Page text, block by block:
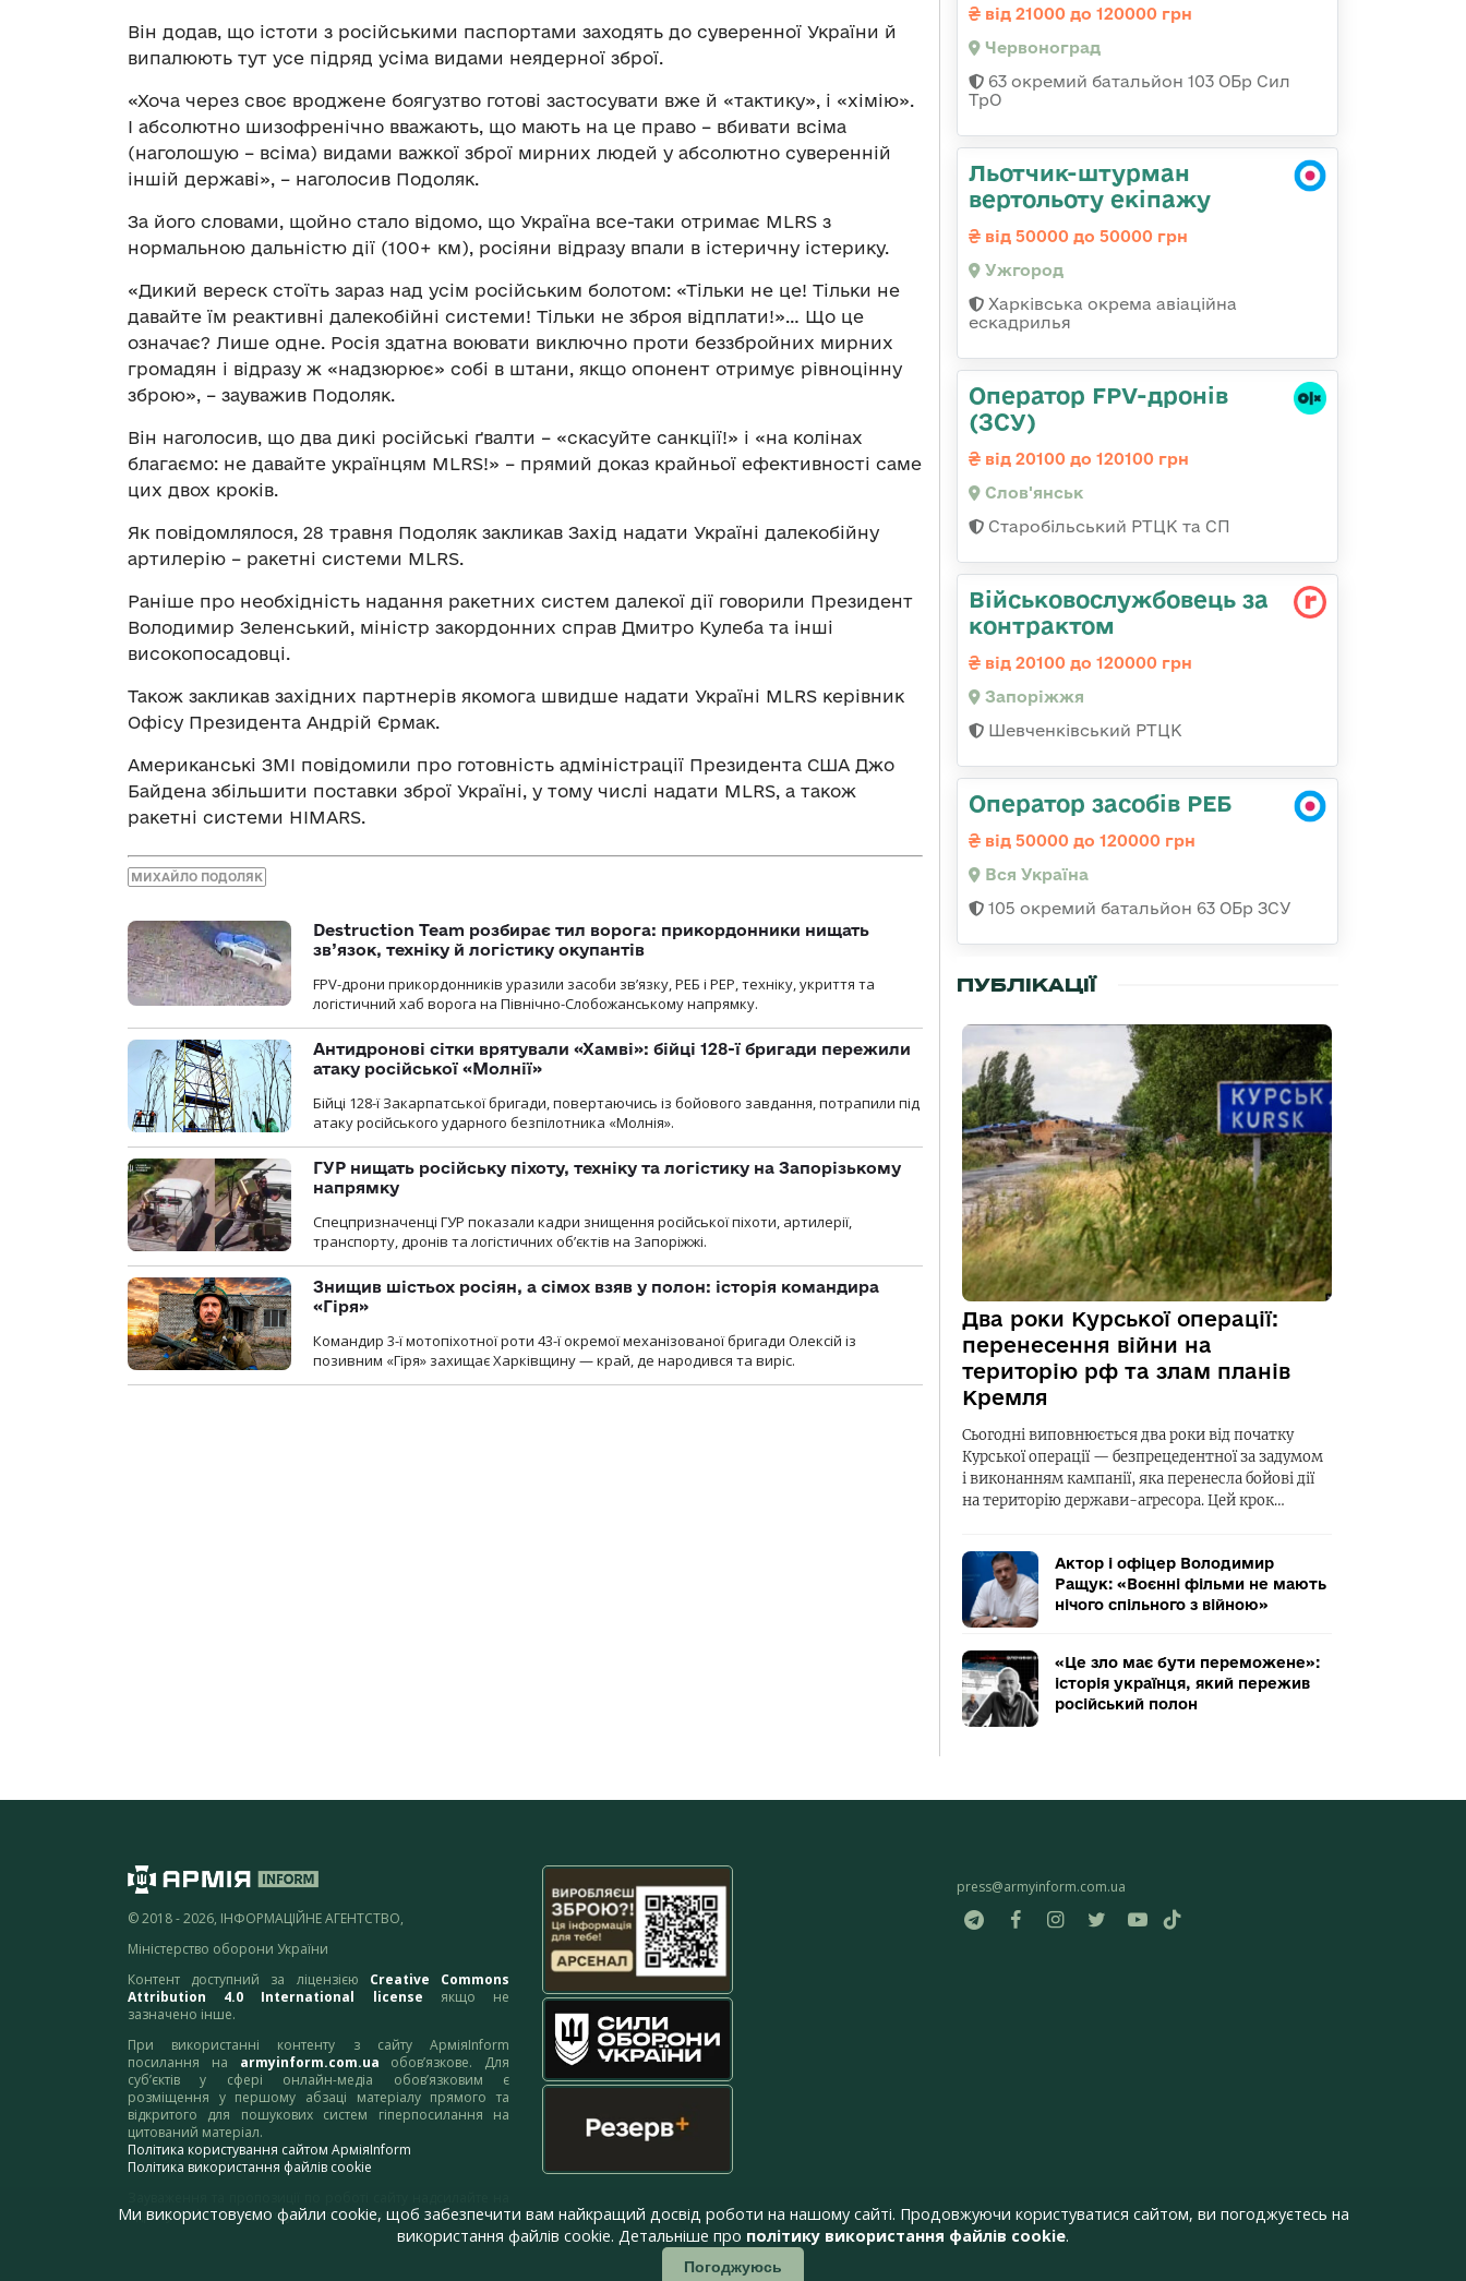
Він додав, що істоти з російськими паспортами заходять до суверенної України й
випалюють тут усе підряд усіма видами неядерної зброї.
«Хоча через своє вроджене боягузтво готові застосувати вже й «тактику», і «хімію».
І абсолютно шизофренічно вважають, що мають на це право – вбивати всіма
(наголошую – всіма) видами важкої зброї мирних людей у абсолютно суверенній
іншій державі», – наголосив Подоляк.
За його словами, щойно стало відомо, що Україна все-таки отримає MLRS з
нормальною дальністю дії (100+ км), росіяни відразу впали в істеричну істерику.
«Дикий вереск стоїть зараз над усім російським болотом: «Тільки не це! Тільки не
давайте їм реактивні далекобійні системи! Тільки не зброя відплати!»… Що це
означає? Лише одне. Росія здатна воювати виключно проти беззбройних мирних
громадян і відразу ж «надзюрює» собі в штани, якщо опонент отримує рівноцінну
зброю», – зауважив Подоляк.
Він наголосив, що два дикі російські ґвалти – «скасуйте санкції!» і «на колінах
благаємо: не давайте українцям MLRS!» – прямий доказ крайньої ефективності саме
цих двох кроків.
Як повідомлялося, 28 травня Подоляк закликав Захід надати Україні далекобійну
артилерію – ракетні системи MLRS.
Раніше про необхідність надання ракетних систем далекої дії говорили Президент
Володимир Зеленський, міністр закордонних справ Дмитро Кулеба та інші
високопосадовці.
Також закликав західних партнерів якомога швидше надати Україні MLRS керівник
Офісу Президента Андрій Єрмак.
Американські ЗМІ повідомили про готовність адміністрації Президента США Джо
Байдена збільшити поставки зброї Україні, у тому числі надати MLRS, а також
ракетні системи HIMARS.
МИХАЙЛО ПОДОЛЯК
Destruction Team розбирає тил ворога: прикордонники нищать
зв’язок, техніку й логістику окупантів
FPV-дрони прикордонників уразили засоби зв’язку, РЕБ і РЕР, техніку, укриття та
логістичний хаб ворога на Північно-Слобожанському напрямку.
Антидронові сітки врятували «Хамві»: бійці 128-ї бригади пережили
атаку російської «Молнії»
Бійці 128-ї Закарпатської бригади, повертаючись із бойового завдання, потрапили під
атаку російського ударного безпілотника «Молнія».
ГУР нищать російську піхоту, техніку та логістику на Запорізькому
напрямку
Спецпризначенці ГУР показали кадри знищення російської піхоти, артилерії,
транспорту, дронів та логістичних об’єктів на Запоріжжі.
Знищив шістьох росіян, а сімох взяв у полон: історія командира
«Гіря»
Командир 3-ї мотопіхотної роти 43-ї окремої механізованої бригади Олексій із
позивним «Гіря» захищає Харківщину — край, де народився та виріс.
від 21000 до 120000 грн
Червоноград
63 окремий батальйон 103 ОБр Сил
ТрО
Льотчик-штурман
вертольоту екіпажу
від 50000 до 50000 грн
Ужгород
Харківська окрема авіаційна
ескадрилья
Оператор FPV-дронів
(ЗСУ)
від 20100 до 120100 грн
Слов'янськ
Старобільський РТЦК та СП
Військовослужбовець за
контрактом
від 20100 до 120000 грн
Запоріжжя
Шевченківський РТЦК
Оператор засобів РЕБ
від 50000 до 120000 грн
Вся Україна
105 окремий батальйон 63 ОБр ЗСУ
ПУБЛІКАЦІЇ
Два роки Курської операції:
перенесення війни на
територію рф та злам планів
Кремля
Сьогодні виповнюється два роки від початку
Курської операції — безпрецедентної за задумом
і виконанням кампанії, яка перенесла бойові дії
на територію держави-агресора. Цей крок…
Актор і офіцер Володимир
Ращук: «Воєнні фільми не мають
нічого спільного з війною»
«Це зло має бути переможене»:
історія українця, який пережив
російський полон
© 2018 - 2026, ІНФОРМАЦІЙНЕ АГЕНТСТВО,
Міністерство оборони України
Контент доступний за ліцензією Creative Commons
Attribution 4.0 International license якщо не
зазначено інше.
При використанні контенту з сайту АрміяInform
посилання на armyinform.com.ua обов’язкове. Для
суб’єктів у сфері онлайн-медіа обов’язковим є
розміщення у першому абзаці матеріалу прямого та
відкритого для пошукових систем гіперпосилання на
цитований матеріал.
Політика користування сайтом АрміяInform
Політика використання файлів cookie
адресу:webmaster@armyinform.com.ua
press@armyinform.com.ua
Ми використовуємо файли cookie, щоб забезпечити вам найкращий досвід роботи на нашому сайті. Продовжуючи користуватися сайтом, ви погоджуєтесь на
використання файлів cookie. Детальніше про політику використання файлів cookie.
Погоджуюсь